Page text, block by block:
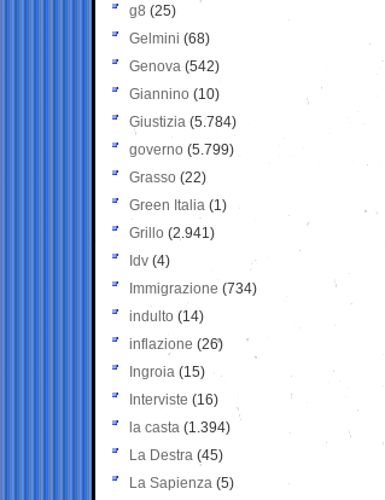
g8 (25)
Gelmini (68)
Genova (542)
Giannino (10)
Giustizia (5.784)
governo (5.799)
Grasso (22)
Green Italia (1)
Grillo (2.941)
Idv (4)
Immigrazione (734)
indulto (14)
inflazione (26)
Ingroia (15)
Interviste (16)
la casta (1.394)
La Destra (45)
La Sapienza (5)